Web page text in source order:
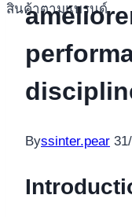
สินค้าตามแบรนด์
Byssinter.pear